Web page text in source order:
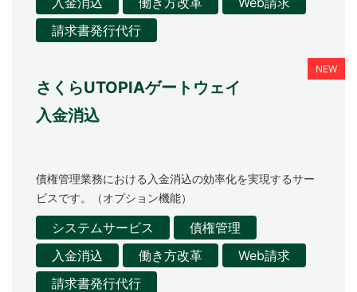
請求書発行代行
さくらUTOPIAゲートウェイ
入金消込
債権管理業務における入金消込の効率化を実現するサー
ビスです。（オプション機能）
システムサービス
債権管理
入金消込
働き方改革
Web請求
請求書発行代行